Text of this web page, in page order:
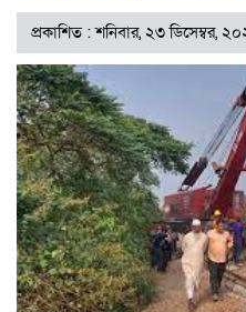
প্রকাশিত : শনিবার, ২৩ ডিসেম্বর,